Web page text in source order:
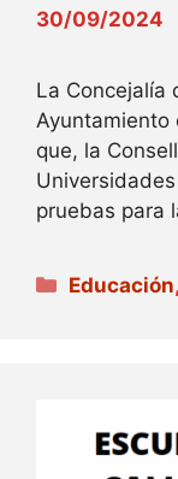
30/09/2024
La Concejalía
Ayuntamiento
que, la
pruebas para
Categorías
Educación,